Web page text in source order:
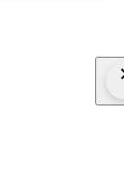
addition, I am a
The overall size of